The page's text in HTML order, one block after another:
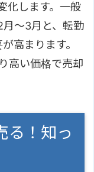
化します。一般
月～3月と、転勤
高まります。
高い価格で売却
る！知っ